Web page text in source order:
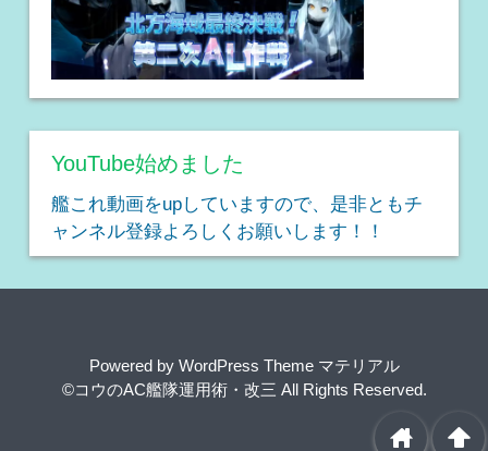
YouTube始めました
艦これ動画をupしていますので、是非ともチ
ャンネル登録よろしくお願いします！！
Powered by WordPress Theme マテリアル
©コウのAC艦隊運用術・改三 All Rights Reserved.
arrowup
home